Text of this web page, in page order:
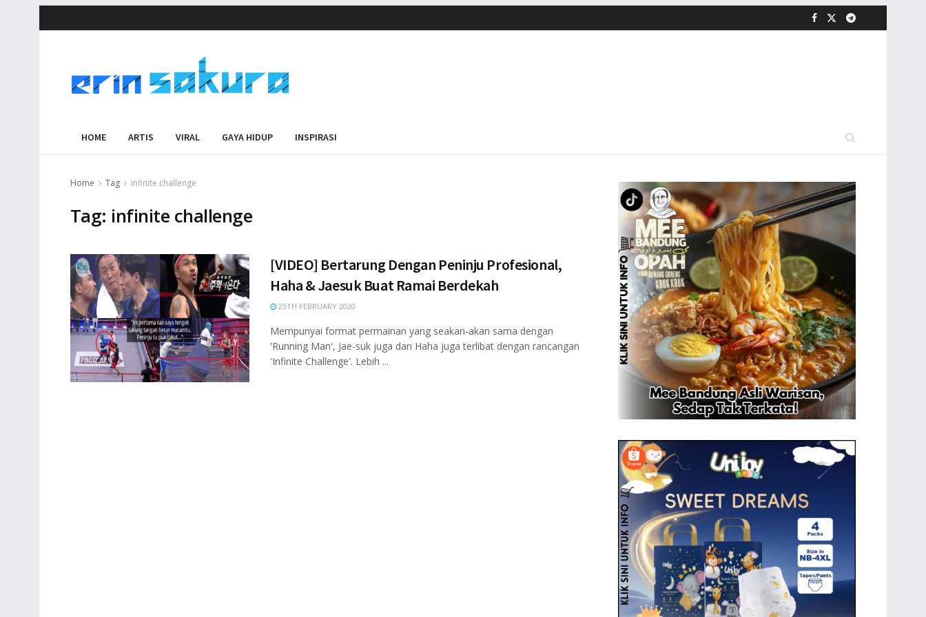
HOME ARTIS VIRAL GAYA HIDUP INSPIRASI
Home Tag infinite challenge
Tag: infinite challenge
[VIDEO] Bertarung Dengan Peninju Profesional,
Haha & Jaesuk Buat Ramai Berdekah
25TH FEBRUARY 2020
Mempunyai format permainan yang seakan-akan sama dengan
'Running Man', Jae-suk juga dan Haha juga terlibat dengan rancangan
'Infinite Challenge'. Lebih ...